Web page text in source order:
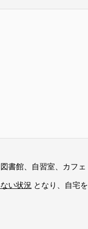
書館、自習室、カフェ
い状況 となり、自宅を